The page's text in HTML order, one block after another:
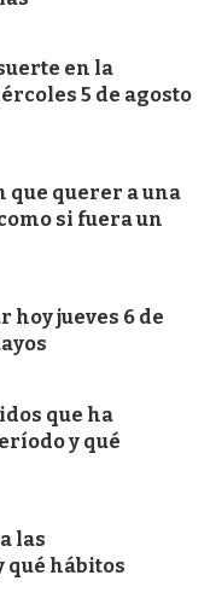
en la
5 de agosto
que querer a una
si fuera un
hoy jueves 6 de
que ha
y qué
las
qué hábitos